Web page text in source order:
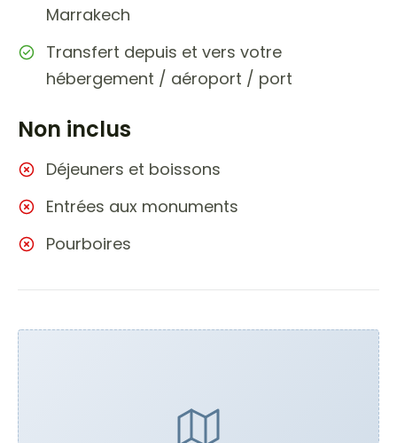
Marrakech
Transfert depuis et vers votre
hébergement / aéroport / port
Non inclus
Déjeuners et boissons
Entrées aux monuments
Pourboires